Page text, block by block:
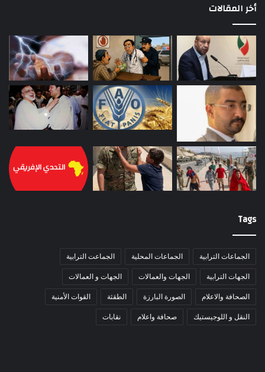
أخر المقالات
Tags
الجماعات الترابية الجماعات المحلية الجماعت الترابية
الجهات الترابية الجهات والعمالات الجهات و العمالات
الصحافة والاعلام الصورة البارزة الطقثة القوات الأمنية
النقل و اللوجيستيك صحافة واعلام نقابات